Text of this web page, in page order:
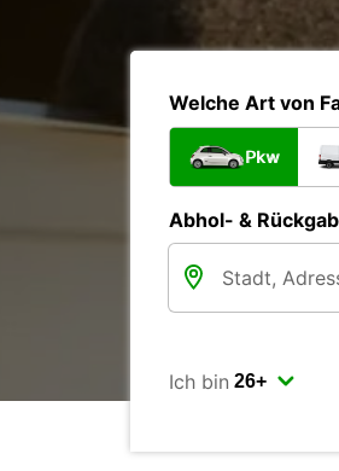
Welche Art von
Pkw
Abhol- &
Ich bin